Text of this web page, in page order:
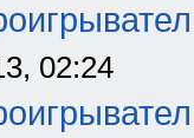
02:24